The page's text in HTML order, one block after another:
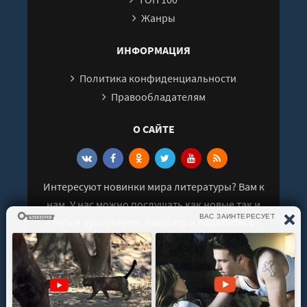
Жанры
ИНФОРМАЦИЯ
Политика конфиденциальности
Правообладателям
О САЙТЕ
Интересуют новинки мира литературы? Вам к
нам. У нас можно послушать как новые так и
старые аудиокниги. Выбрать и поделиться с
друзьями лучшими аудиокнигами!